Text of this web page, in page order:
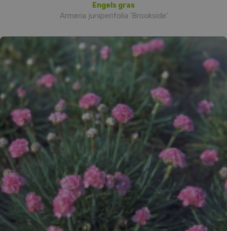
Engels gras
Armeria juniperifolia 'Brookside'